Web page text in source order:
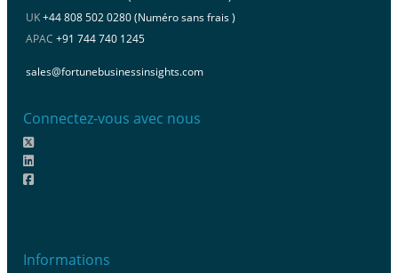
UK+44 808 502 0280 (Numéro sans frais )
APAC +91 744 740 1245
sales@fortunebusinessinsights.com
Connectez-vous avec nous
Informations